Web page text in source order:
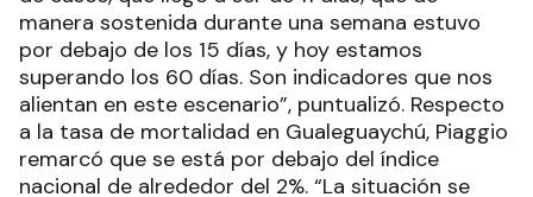
manera sostenida durante una semana estuvo
por debajo de los 15 días, y hoy estamos
superando los 60 días. Son indicadores que nos
alientan en este escenario”, puntualizó. Respecto
a la tasa de mortalidad en Gualeguaychú, Piaggio
remarcó que se está por debajo del índice
nacional de alrededor del 2%. “La situación se